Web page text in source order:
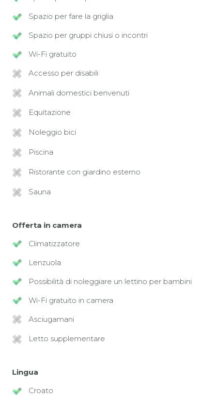
Spazio per fare la griglia
Spazio per gruppi chiusi o incontri
Wi-Fi gratuito
Accesso per disabili
Animali domestici benvenuti
Equitazione
Noleggio bici
Piscina
Ristorante con giardino esterno
Sauna
Offerta in camera
Climatizzatore
Lenzuola
Possibilità di noleggiare un lettino per bambini
Wi-Fi gratuito in camera
Asciugamani
Letto supplementare
Lingua
Croato